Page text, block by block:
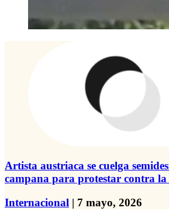
Artista austriaca se cuelga
campana para protestar contra la
Internacional | 7 mayo, 2026